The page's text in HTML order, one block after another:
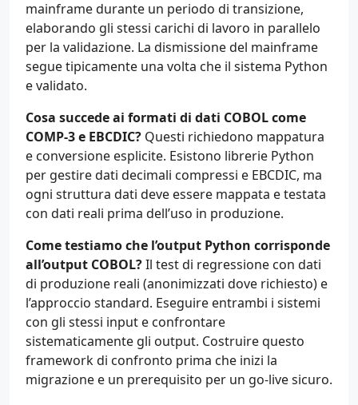
mainframe durante un periodo di transizione,
elaborando gli stessi carichi di lavoro in parallelo
per la validazione. La dismissione del mainframe
segue tipicamente una volta che il sistema Python
e validato.
Cosa succede ai formati di dati COBOL come
COMP-3 e EBCDIC? Questi richiedono mappatura
e conversione esplicite. Esistono librerie Python
per gestire dati decimali compressi e EBCDIC, ma
ogni struttura dati deve essere mappata e testata
con dati reali prima dell’uso in produzione.
Come testiamo che l’output Python corrisponde
all’output COBOL?Il test di regressione con dati
di produzione reali (anonimizzati dove richiesto) e
l’approccio standard. Eseguire entrambi i sistemi
con gli stessi input e confrontare
sistematicamente gli output. Costruire questo
framework di confronto prima che inizi la
migrazione e un prerequisito per un go-live sicuro.